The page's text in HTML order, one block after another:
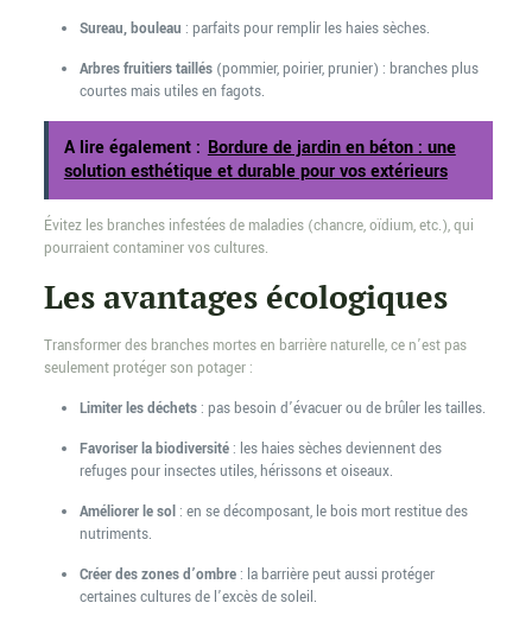
Sureau, bouleau : parfaits pour remplir les haies sèches.
Arbres fruitiers taillés(pommier, poirier, prunier) : branches plus
courtes mais utiles en fagots.
A lire également : Bordure de jardin en béton : une
solution esthétique et durable pour vos extérieurs
Évitez les branches infestées de maladies (chancre, oïdium, etc.), qui
pourraient contaminer vos cultures.
Les avantages écologiques
Transformer des branches mortes en barrière naturelle, ce n’est pas
seulement protéger son potager :
Limiter les déchets: pas besoin d’évacuer ou de brûler les tailles.
Favoriser la biodiversité: les haies sèches deviennent des
refuges pour insectes utiles, hérissons et oiseaux.
Améliorer le sol: en se décomposant, le bois mort restitue des
nutriments.
Créer des zones d’ombre: la barrière peut aussi protéger
certaines cultures de l’excès de soleil.